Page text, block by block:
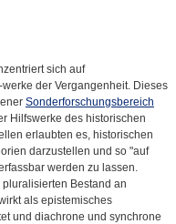
sich auf
der Vergangenheit. Dieses
Sonderforschungsbereich
Hilfswerke des historischen
erlaubten es, historischen
darzustellen und so "auf
werden zu lassen.
Bestand an
als epistemisches
und diachrone und synchrone